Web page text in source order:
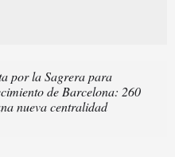
por la Sagrera para
de Barcelona: 260
nueva centralidad